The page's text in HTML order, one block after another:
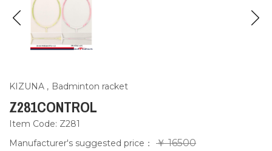
KIZUNA , Badminton racket
Z281CONTROL
Item Code: Z281
Manufacturer's suggested price：
￥ 16500